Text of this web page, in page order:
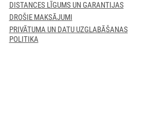
DISTANCES LĪGUMS UN GARANTIJAS
DROŠIE MAKSĀJUMI
PRIVĀTUMA UN DATU UZGLABĀŠANAS
POLITIKA